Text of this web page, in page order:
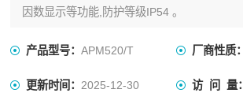
因数显示等功能,防护等级IP54 。
产品型号：APM520/T 厂商性质：
更新时间：2025-12-30 访 问 量：